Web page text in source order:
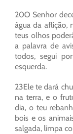
20O Senhor
água da aflição,
teus olhos
a palavra de
todos, segui
esquerda.
23Ele te dará
na terra, e o
dia, o teu
bois e os
salgada, limpa